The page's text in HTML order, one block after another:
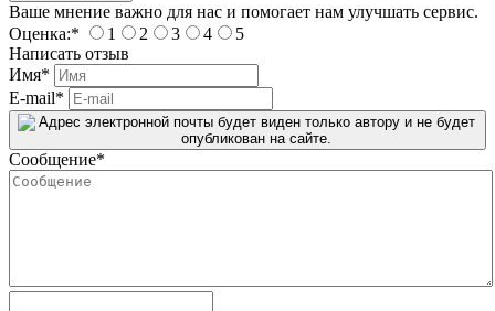
Ваше мнение важно для нас и помогает нам улучшать сервис.
Оценка:* 1 2 3 4
5
Написать отзыв
Имя*
E-mail*
Сообщение*